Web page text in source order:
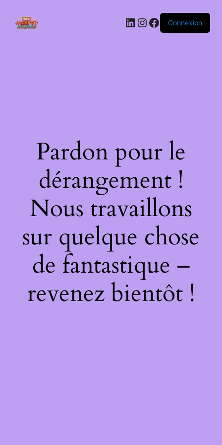
LinkedIn
Instagram
Facebook
Connexion
Pardon pour le
dérangement !
Nous travaillons
sur quelque chose
de fantastique –
revenez bientôt !